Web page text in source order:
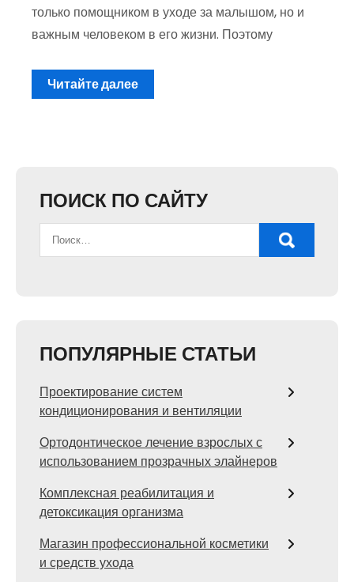
только помощником в уходе за малышом, но и
важным человеком в его жизни. Поэтому
Читайте далее
ПОИСК ПО САЙТУ
ПОПУЛЯРНЫЕ СТАТЬИ
Проектирование систем
кондиционирования и вентиляции
Ортодонтическое лечение взрослых с
использованием прозрачных элайнеров
Комплексная реабилитация и
детоксикация организма
Магазин профессиональной косметики
и средств ухода